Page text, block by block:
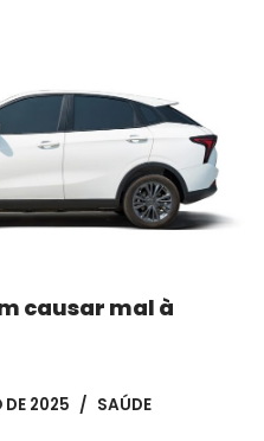
causar mal à
DE 2025 SAÚDE